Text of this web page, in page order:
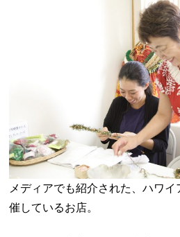
メディアでも紹介された、ハワ
催しているお店。